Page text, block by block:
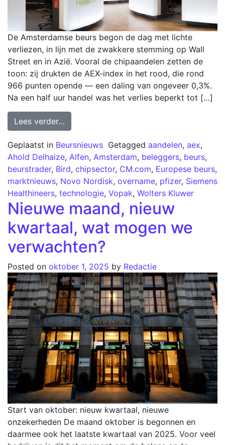
De Amsterdamse beurs begon de dag met lichte
verliezen, in lijn met de zwakkere stemming op Wall
Street en in Azië. Vooral de chipaandelen zetten de
toon: zij drukten de AEX-index in het rood, die rond
966 punten opende — een daling van ongeveer 0,3%.
Na een half uur handel was het verlies beperkt tot […]
Lees verder…
Geplaatst in Beursnieuws Getagged aandelen, aex,
Ahold Delhaize, Alfen, Amsterdam, beleggers, beurs,
beurstrader, Bird, chipsector, CM.com, Europese beurs,
marktnieuws, Novo Nordisk, overname, pfizer, Siemens
Healthineers, technologie, Vopak, Wolters Kluwer
Nieuwe maand, nieuw
kwartaal, wat mogen we
verwachten?
Posted on oktober 1, 2025 by Redactie
Start van oktober: nieuw kwartaal, nieuwe
onzekerheden De maand oktober is begonnen en
daarmee ook het laatste kwartaal van 2025. Voor veel